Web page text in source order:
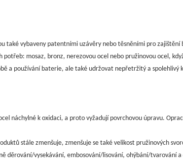
také vybaveny patentními uzávěry nebo těsněními pro
potřeb: mosaz, bronz, nerezovou ocel nebo pružinovou ocel,
a používání baterie, ale také udržovat nepřetržitý a spolehlivý
náchylné k oxidaci, a proto vyžadují povrchovou úpravu.
stále zmenšuje, zmenšuje se také velikost pružinových
děrování/vysekávání, embosování/lisování, ohýbání/